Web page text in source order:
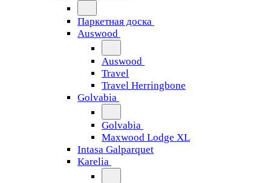
Паркетная доска
Auswood
Auswood
Travel
Travel Herringbone
Golvabia
Golvabia
Maxwood Lodge XL
Intasa Galparquet
Karelia